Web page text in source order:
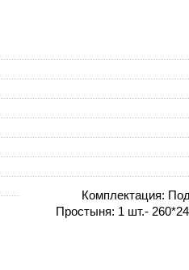
Комплектация:
Простыня: 1 шт.-